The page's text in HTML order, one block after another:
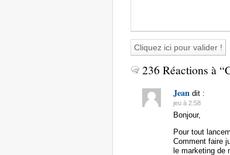
236 Réactions à
Jean dit :
jeu à 2:58
Bonjour,
Pour tout
Comment faire
le marketing de